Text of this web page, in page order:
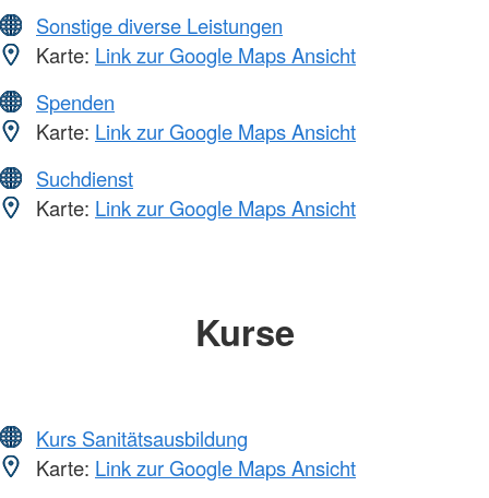
Sonstige diverse Leistungen
Karte: Link zur Google Maps Ansicht
Spenden
Karte: Link zur Google Maps Ansicht
Suchdienst
Karte: Link zur Google Maps Ansicht
Kurse
Kurs Sanitätsausbildung
Karte: Link zur Google Maps Ansicht